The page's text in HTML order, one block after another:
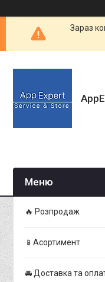
Зараз
🔥 Розпродаж
📱Асортимент
🚘 Доставка та